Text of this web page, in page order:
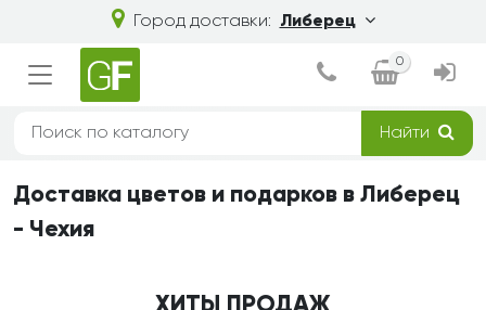
Город доставки: Либерец
0
Найти
Доставка цветов и подарков в Либерец
- Чехия